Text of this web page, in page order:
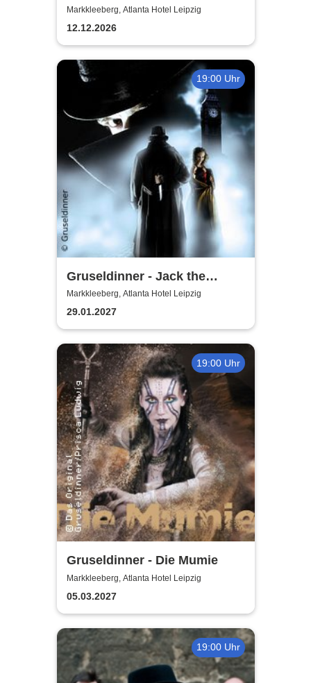
Markkleeberg, Atlanta Hotel Leipzig
12.12.2026
19:00 Uhr
Gruseldinner - Jack the
Ripper
Markkleeberg, Atlanta Hotel Leipzig
29.01.2027
19:00 Uhr
Gruseldinner - Die Mumie
Markkleeberg, Atlanta Hotel Leipzig
05.03.2027
19:00 Uhr